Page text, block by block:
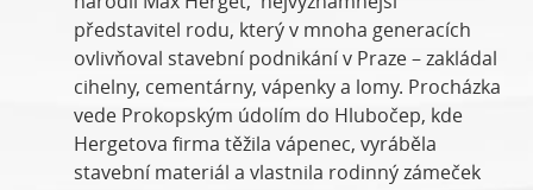
představitel rodu, který v mnoha generacích
ovlivňoval stavební podnikání v Praze – zakládal
cihelny, cementárny, vápenky a lomy. Procházka
vede Prokopským údolím do Hlubočep, kde
Hergetova firma těžila vápenec, vyráběla
stavební materiál a vlastnila rodinný zámeček